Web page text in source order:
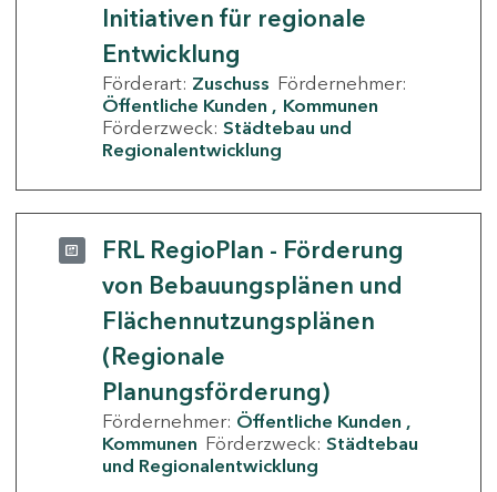
Initiativen für regionale
Entwicklung
Förderart: Zuschuss Fördernehmer:
Öffentliche Kunden
Kommunen
Förderzweck: Städtebau und
Regionalentwicklung
FRL RegioPlan - Förderung
von Bebauungsplänen und
Flächennutzungsplänen
(Regionale
Planungsförderung)
Fördernehmer: Öffentliche Kunden
Kommunen Förderzweck: Städtebau
und Regionalentwicklung